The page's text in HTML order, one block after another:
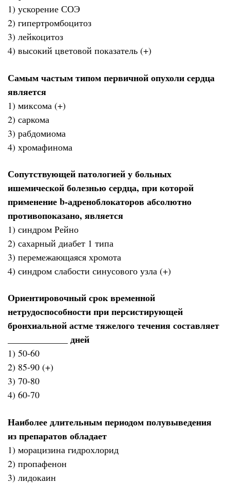
1) ускорение СОЭ
2) гипертромбоцитоз
3) лейкоцитоз
4) высокий цветовой показатель (+)
Самым частым типом первичной опухоли сердца
является
1) миксома (+)
2) саркома
3) рабдомиома
4) хромафинома
Сопутствующей патологией у больных
ишемической болезнью сердца, при которой
применение b-адреноблокаторов абсолютно
противопоказано, является
1) синдром Рейно
2) сахарный диабет 1 типа
3) перемежающаяся хромота
4) синдром слабости синусового узла (+)
Ориентировочный срок временной
нетрудоспособности при персистирующей
бронхиальной астме тяжелого течения составляет
_____________ дней
1) 50-60
2) 85-90 (+)
3) 70-80
4) 60-70
Наиболее длительным периодом полувыведения
из препаратов обладает
1) морацизина гидрохлорид
2) пропафенон
3) лидокаин